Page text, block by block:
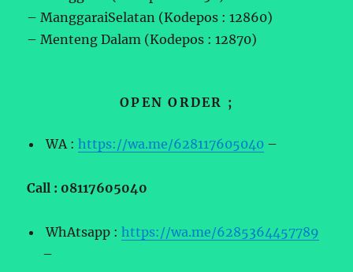
– ManggaraiSelatan (Kodepos : 12860)
– Menteng Dalam (Kodepos : 12870)
OPEN ORDER ;
WA :https://wa.me/628117605040 –
Call : 08117605040
WhAtsapp :https://wa.me/6285364457789
–